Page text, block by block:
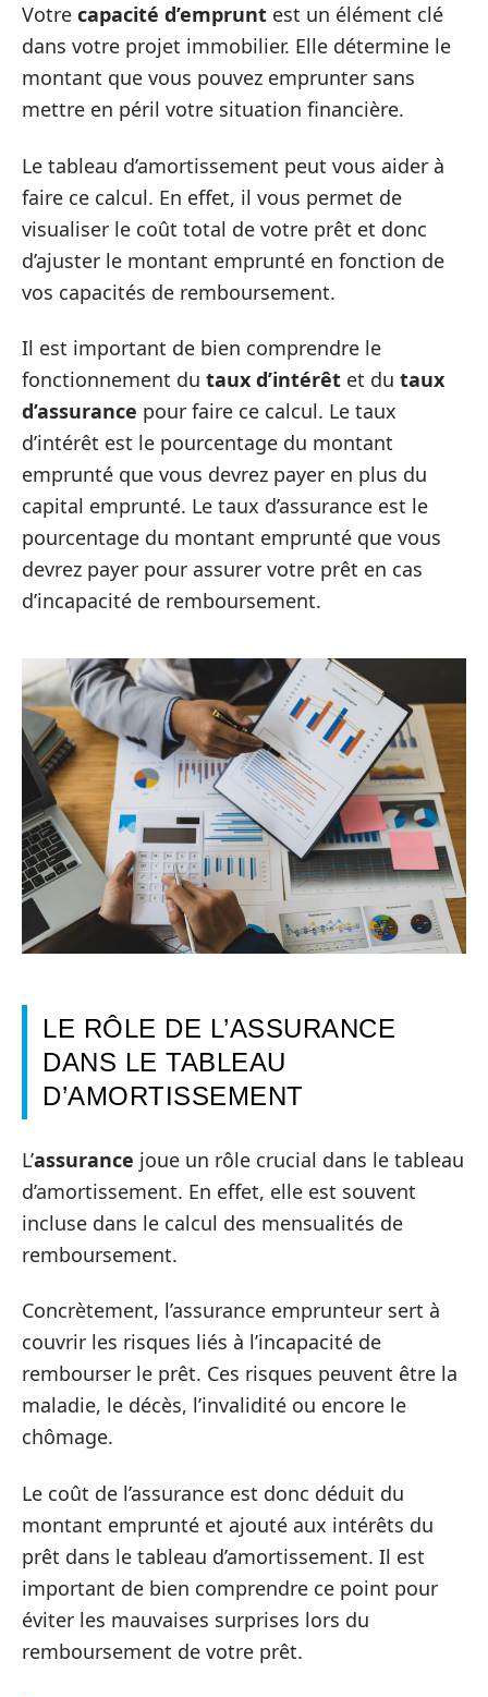
Votre capacité d’emprunt est un élément clé
dans votre projet immobilier. Elle détermine le
montant que vous pouvez emprunter sans
mettre en péril votre situation financière.
Le tableau d’amortissement peut vous aider à
faire ce calcul. En effet, il vous permet de
visualiser le coût total de votre prêt et donc
d’ajuster le montant emprunté en fonction de
vos capacités de remboursement.
Il est important de bien comprendre le
fonctionnement du taux d’intérêt et du taux
d’assurance pour faire ce calcul. Le taux
d’intérêt est le pourcentage du montant
emprunté que vous devrez payer en plus du
capital emprunté. Le taux d’assurance est le
pourcentage du montant emprunté que vous
devrez payer pour assurer votre prêt en cas
d’incapacité de remboursement.
LE RÔLE DE L’ASSURANCE
DANS LE TABLEAU
D’AMORTISSEMENT
L’assurance joue un rôle crucial dans le tableau
d’amortissement. En effet, elle est souvent
incluse dans le calcul des mensualités de
remboursement.
Concrètement, l’assurance emprunteur sert à
couvrir les risques liés à l’incapacité de
rembourser le prêt. Ces risques peuvent être la
maladie, le décès, l’invalidité ou encore le
chômage.
Le coût de l’assurance est donc déduit du
montant emprunté et ajouté aux intérêts du
prêt dans le tableau d’amortissement. Il est
important de bien comprendre ce point pour
éviter les mauvaises surprises lors du
remboursement de votre prêt.